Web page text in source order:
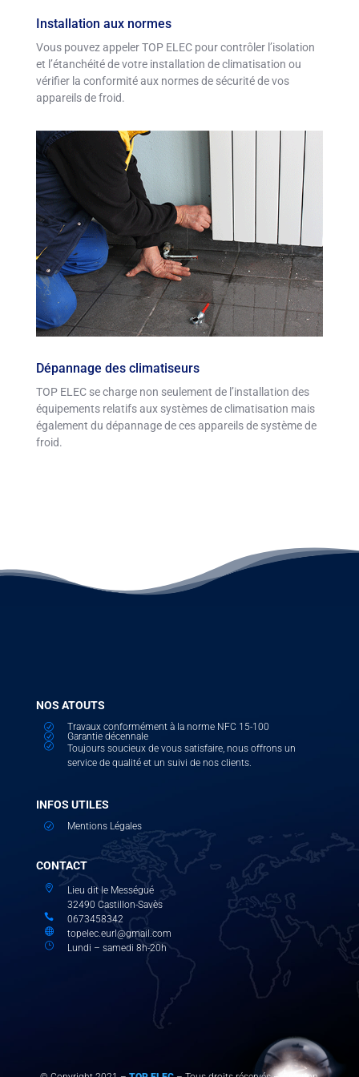
Installation aux normes
Vous pouvez appeler TOP ELEC pour contrôler l’isolation
et l’étanchéité de votre installation de climatisation ou
vérifier la conformité aux normes de sécurité de vos
appareils de froid.
Dépannage des climatiseurs
TOP ELEC se charge non seulement de l’installation des
équipements relatifs aux systèmes de climatisation mais
également du dépannage de ces appareils de système de
froid.
NOS ATOUTS
R Travaux conformément à la norme NFC 15-100
R Garantie décennale
R
Toujours soucieux de vous satisfaire, nous offrons un
service de qualité et un suivi de nos clients.
INFOS UTILES
R Mentions Légales
CONTACT

Lieu dit le Mességué
32490 Castillon-Savès
 0673458342
 topelec.eurl@gmail.com
} Lundi – samedi 8h-20h